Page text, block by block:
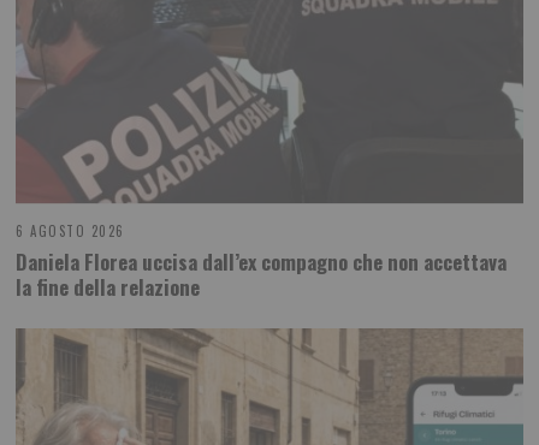
6 AGOSTO 2026
Daniela Florea uccisa dall’ex compagno che non accettava
la fine della relazione